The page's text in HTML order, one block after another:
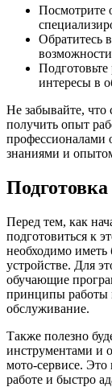
Посмотрите
Обратитесь
интересы в
Не забывайте, что
получить опыт
профессионалами
знаниями и
Перед тем, как
подготовиться к
необходимо иметь
устройстве. Для
обучающие
принципы работы
обслуживание.
Также полезно
инструментами и
мото-сервисе.
работе и быстро